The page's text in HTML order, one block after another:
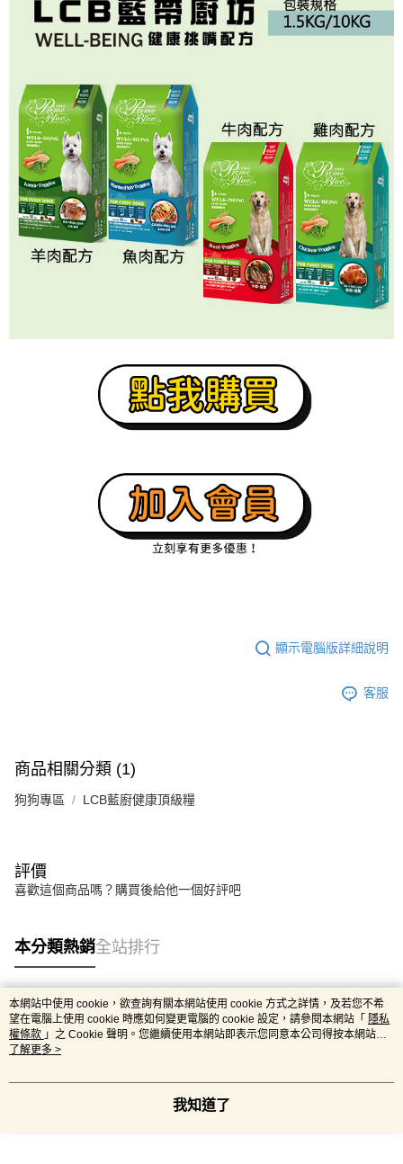
顯示電腦版詳細說明
客服
商品相關分類 (1)
狗狗專區 LCB藍廚健康頂級糧
評價
喜歡這個商品嗎？購買後給他一個好評吧
本分類熱銷全站排行
熱門標籤
本網站中使用 cookie，欲查詢有關本網站使用 cookie 方式之詳情，及若您不希
望在電腦上使用 cookie 時應如何變更電腦的 cookie 設定，請參閱本網站「 隱私
權條款 」之 Cookie 聲明。您繼續使用本網站即表示您同意本公司得按本網站使
用條款之 Cookie 聲明使用 cookie。
了解更多 >
我知道了